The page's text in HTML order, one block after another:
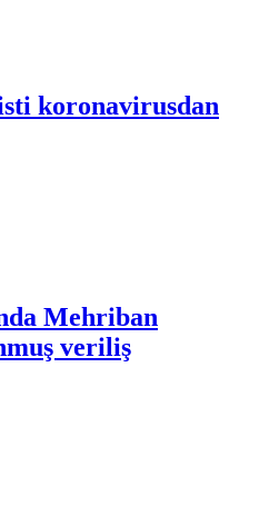
koronavirusdan
Mehriban
veriliş